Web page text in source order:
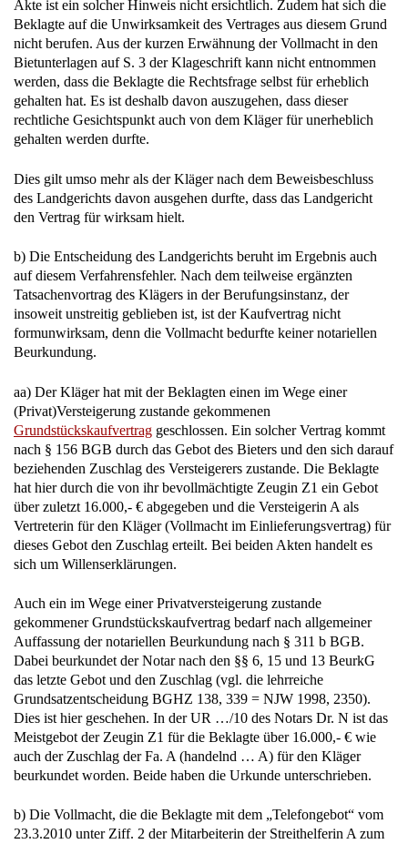
Akte ist ein solcher Hinweis nicht ersichtlich. Zudem hat sich die
Beklagte auf die Unwirksamkeit des Vertrages aus diesem Grund
nicht berufen. Aus der kurzen Erwähnung der Vollmacht in den
Bietunterlagen auf S. 3 der Klageschrift kann nicht entnommen
werden, dass die Beklagte die Rechtsfrage selbst für erheblich
gehalten hat. Es ist deshalb davon auszugehen, dass dieser
rechtliche Gesichtspunkt auch von dem Kläger für unerheblich
gehalten werden durfte.
Dies gilt umso mehr als der Kläger nach dem Beweisbeschluss
des Landgerichts davon ausgehen durfte, dass das Landgericht
den Vertrag für wirksam hielt.
b) Die Entscheidung des Landgerichts beruht im Ergebnis auch
auf diesem Verfahrensfehler. Nach dem teilweise ergänzten
Tatsachenvortrag des Klägers in der Berufungsinstanz, der
insoweit unstreitig geblieben ist, ist der Kaufvertrag nicht
formunwirksam, denn die Vollmacht bedurfte keiner notariellen
Beurkundung.
aa) Der Kläger hat mit der Beklagten einen im Wege einer
(Privat)Versteigerung zustande gekommenen
Grundstückskaufvertrag geschlossen. Ein solcher Vertrag kommt
nach § 156 BGB durch das Gebot des Bieters und den sich darauf
beziehenden Zuschlag des Versteigerers zustande. Die Beklagte
hat hier durch die von ihr bevollmächtigte Zeugin Z1 ein Gebot
über zuletzt 16.000,- € abgegeben und die Versteigerin A als
Vertreterin für den Kläger (Vollmacht im Einlieferungsvertrag) für
dieses Gebot den Zuschlag erteilt. Bei beiden Akten handelt es
sich um Willenserklärungen.
Auch ein im Wege einer Privatversteigerung zustande
gekommener Grundstückskaufvertrag bedarf nach allgemeiner
Auffassung der notariellen Beurkundung nach § 311 b BGB.
Dabei beurkundet der Notar nach den §§ 6, 15 und 13 BeurkG
das letzte Gebot und den Zuschlag (vgl. die lehrreiche
Grundsatzentscheidung BGHZ 138, 339 = NJW 1998, 2350).
Dies ist hier geschehen. In der UR …/10 des Notars Dr. N ist das
Meistgebot der Zeugin Z1 für die Beklagte über 16.000,- € wie
auch der Zuschlag der Fa. A (handelnd … A) für den Kläger
beurkundet worden. Beide haben die Urkunde unterschrieben.
b) Die Vollmacht, die die Beklagte mit dem „Telefongebot“ vom
23.3.2010 unter Ziff. 2 der Mitarbeiterin der Streithelferin A zum